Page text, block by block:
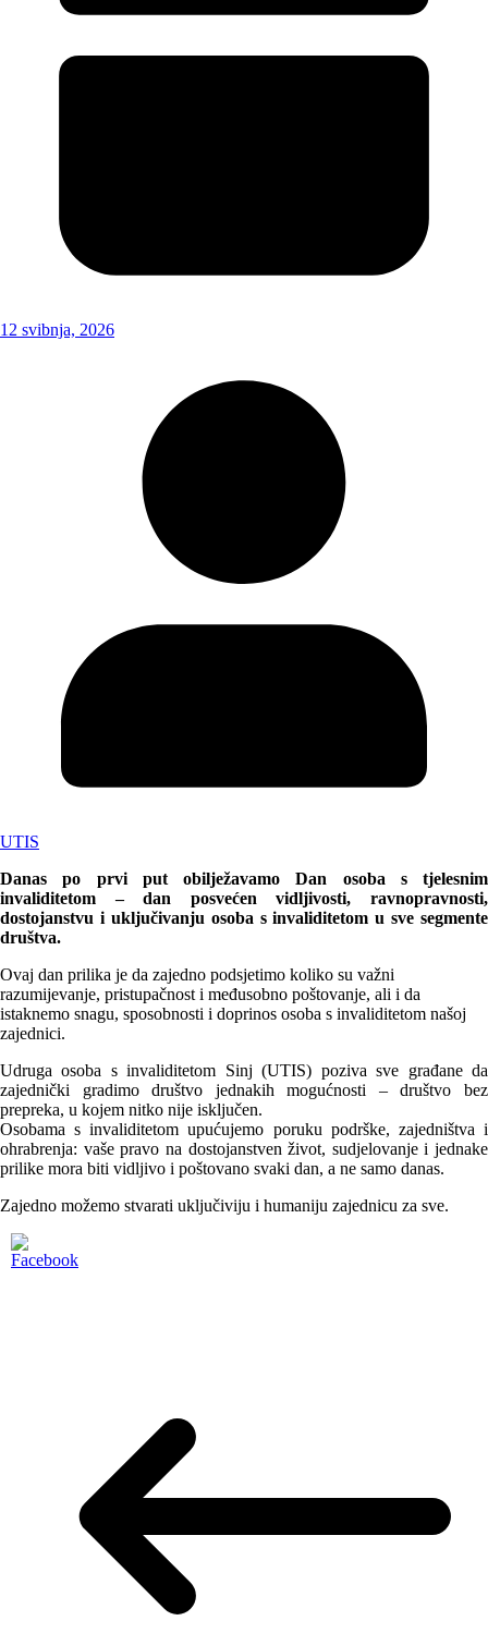
12 svibnja, 2026
UTIS
Danas po prvi put obilježavamo Dan osoba s tjelesnim
invaliditetom – dan posvećen vidljivosti, ravnopravnosti,
dostojanstvu i uključivanju osoba s invaliditetom u sve segmente
društva.
Ovaj dan prilika je da zajedno podsjetimo koliko su važni
razumijevanje, pristupačnost i međusobno poštovanje, ali i da
istaknemo snagu, sposobnosti i doprinos osoba s invaliditetom našoj
zajednici.
Udruga osoba s invaliditetom Sinj (UTIS) poziva sve građane da
zajednički gradimo društvo jednakih mogućnosti – društvo bez
prepreka, u kojem nitko nije isključen.
Osobama s invaliditetom upućujemo poruku podrške, zajedništva i
ohrabrenja: vaše pravo na dostojanstven život, sudjelovanje i jednake
prilike mora biti vidljivo i poštovano svaki dan, a ne samo danas.
Zajedno možemo stvarati uključiviju i humaniju zajednicu za sve.